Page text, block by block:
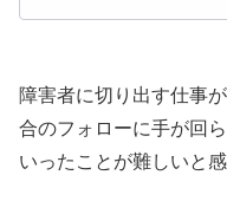
障害者に切り出す仕事
合のフォローに手が回
いったことが難しいと